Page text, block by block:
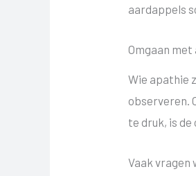
aardappels
Omgaan
Wie apathie
observeren.
te druk, is
Vaak vragen